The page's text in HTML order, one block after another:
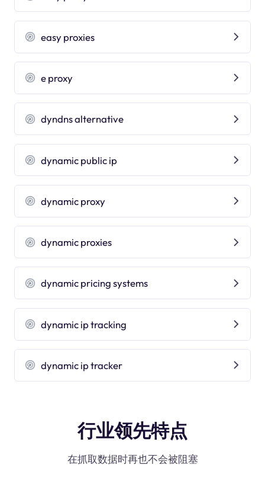
easy proxies
e proxy
dyndns alternative
dynamic public ip
dynamic proxy
dynamic proxies
dynamic pricing systems
dynamic ip tracking
dynamic ip tracker
行业领先特点
在抓取数据时再也不会被阻塞